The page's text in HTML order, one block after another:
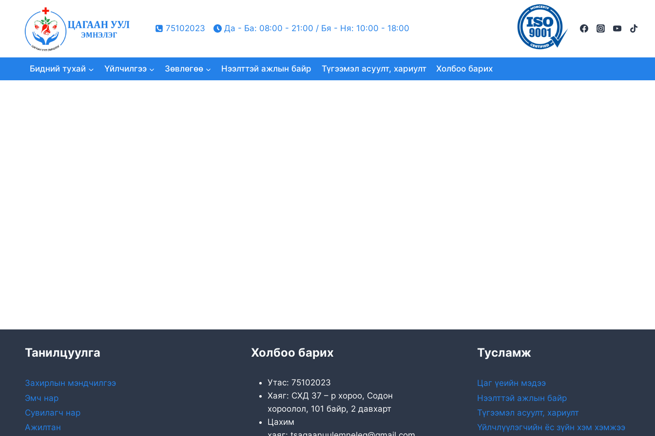
content
75102023 Да - Ба: 08:00 - 21:00 / Бя - Ня: 10:00 - 18:00
Бидний тухай Үйлчилгээ Зөвлөгөө Нээлттэй ажлын байр Түгээмэл асуулт, хариулт Холбоо барих
Танилцуулга
Захирлын мэндчилгээ
Эмч нар
Сувилагч нар
Ажилтан
Холбоо барих
Утас: 75102023
Хаяг: СХД 37 – р хороо, Содон
хороолол, 101 байр, 2 давхарт
Цахим
Тусламж
Цаг үеийн мэдээ
Нээлттэй ажлын байр
Түгээмэл асуулт, хариулт
Үйлчлүүлэгчийн ёс зүйн хэм хэмжээ